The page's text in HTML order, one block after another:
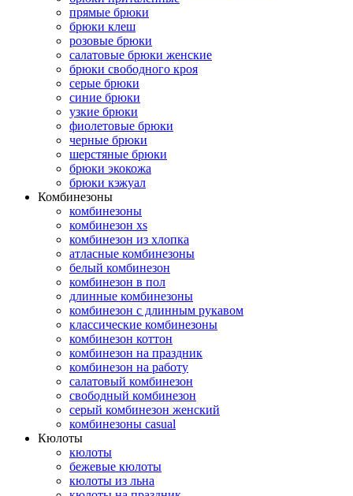
прямые брюки
брюки клеш
розовые брюки
салатовые брюки женские
брюки свободного кроя
серые брюки
синие брюки
узкие брюки
фиолетовые брюки
черные брюки
шерстяные брюки
брюки экокожа
брюки кэжуал
Комбинезоны
комбинезоны
комбинезон xs
комбинезон из хлопка
атласные комбинезоны
белый комбинезон
комбинезон в пол
длинные комбинезоны
комбинезон с длинным рукавом
классические комбинезоны
комбинезон коттон
комбинезон на праздник
комбинезон на работу
салатовый комбинезон
свободный комбинезон
серый комбинезон женский
комбинезоны casual
Кюлоты
кюлоты
бежевые кюлоты
кюлоты из льна